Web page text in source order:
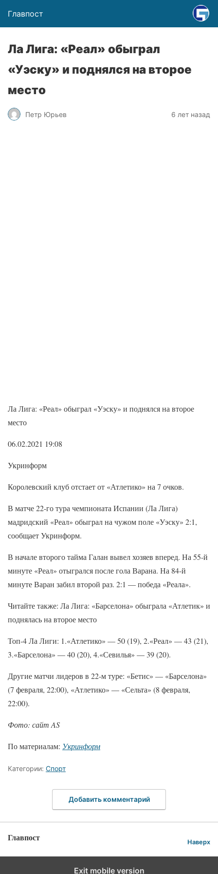
Главпост
Ла Лига: «Реал» обыграл
«Уэску» и поднялся на второе
место
Петр Юрьев 6 лет назад
Ла Лига: «Реал» обыграл «Уэску» и поднялся на второе
место
06.02.2021 19:08
Укринформ
Королевский клуб отстает от «Атлетико» на 7 очков.
В матче 22-го тура чемпионата Испании (Ла Лига)
мадридский «Реал» обыграл на чужом поле «Уэску» 2:1,
сообщает Укринформ.
В начале второго тайма Галан вывел хозяев вперед. На 55-й
минуте «Реал» отыгрался после гола Варана. На 84-й
минуте Варан забил второй раз. 2:1 — победа «Реала».
Читайте также: Ла Лига: «Барселона» обыграла «Атлетик» и
поднялась на второе место
Топ-4 Ла Лиги: 1.«Атлетико» — 50 (19), 2.«Реал» — 43 (21),
3.«Барселона» — 40 (20), 4.«Севилья» — 39 (20).
Другие матчи лидеров в 22-м туре: «Бетис» — «Барселона»
(7 февраля, 22:00), «Атлетико» — «Сельта» (8 февраля,
22:00).
Фото: сайт AS
По материалам: Укринформ
Категории: Спорт
Добавить комментарий
Главпост Наверх
Exit mobile version